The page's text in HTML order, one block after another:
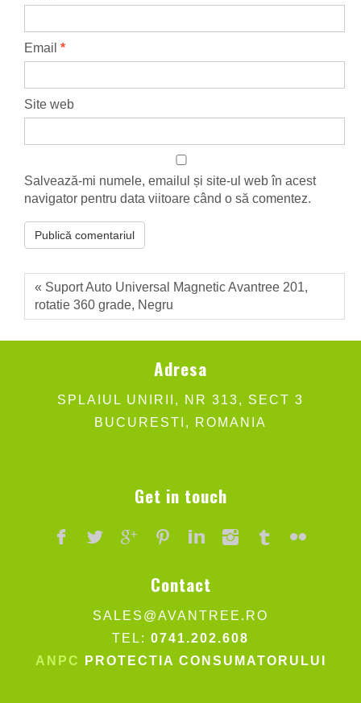
Email *
Site web
Salvează-mi numele, emailul și site-ul web în acest
navigator pentru data viitoare când o să comentez.
« Suport Auto Universal Magnetic Avantree 201,
rotatie 360 grade, Negru
Adresa
SPLAIUL UNIRII, NR 313, SECT 3
BUCURESTI, ROMANIA
Get in touch
Contact
SALES@AVANTREE.RO
TEL: 0741.202.608
ANPC
PROTECTIA CONSUMATORULUI